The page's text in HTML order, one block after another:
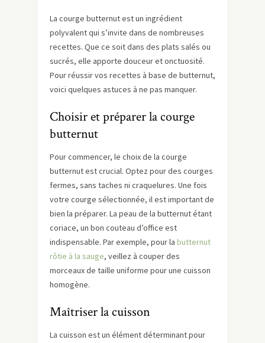
La courge butternut est un ingrédient
polyvalent qui s’invite dans de nombreuses
recettes. Que ce soit dans des plats salés ou
sucrés, elle apporte douceur et onctuosité.
Pour réussir vos recettes à base de butternut,
voici quelques astuces à ne pas manquer.
Choisir et préparer la courge
butternut
Pour commencer, le choix de la courge
butternut est crucial. Optez pour des courges
fermes, sans taches ni craquelures. Une fois
votre courge sélectionnée, il est important de
bien la préparer. La peau de la butternut étant
coriace, un bon couteau d’office est
indispensable. Par exemple, pour la butternut
rôtie à la sauge, veillez à couper des
morceaux de taille uniforme pour une cuisson
homogène.
Maîtriser la cuisson
La cuisson est un élément déterminant pour